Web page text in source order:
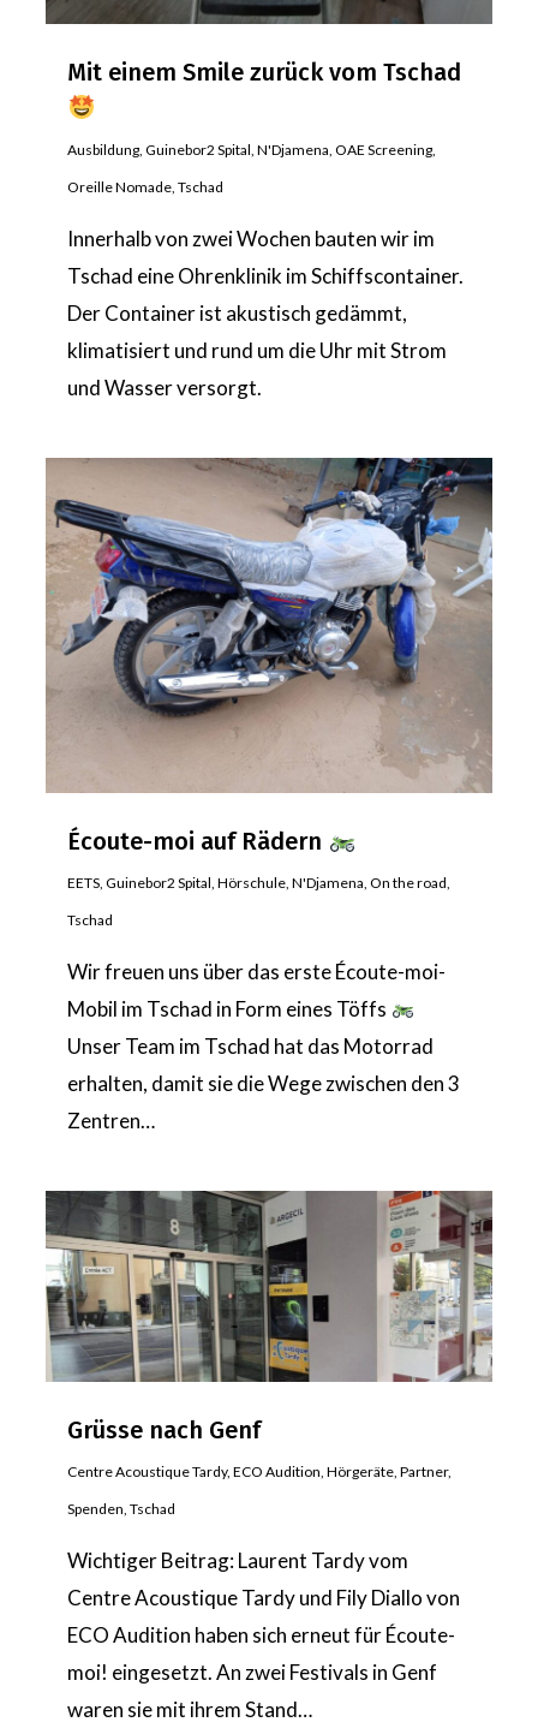
Mit einem Smile zurück vom Tschad
Ausbildung,Guinebor2 Spital,N'Djamena,OAE Screening,
Oreille Nomade,Tschad
Innerhalb von zwei Wochen bauten wir im
Tschad eine Ohrenklinik im Schiffscontainer.
Der Container ist akustisch gedämmt,
klimatisiert und rund um die Uhr mit Strom
und Wasser versorgt.
Écoute-moi auf Rädern
EETS ,Guinebor2 Spital ,Hörschule ,N'Djamena ,On the road
Tschad
Wir freuen uns über das erste Écoute-moi-
Mobil im Tschad in Form eines Töffs
Unser Team im Tschad hat das Motorrad
erhalten, damit sie die Wege zwischen den 3
Zentren…
Grüsse nach Genf
Centre Acoustique Tardy,ECO Audition,Hörgeräte,Partner,
Spenden,Tschad
Wichtiger Beitrag: Laurent Tardy vom
Centre Acoustique Tardy und Fily Diallo von
ECO Audition haben sich erneut für Écoute-
moi! eingesetzt. An zwei Festivals in Genf
waren sie mit ihrem Stand…